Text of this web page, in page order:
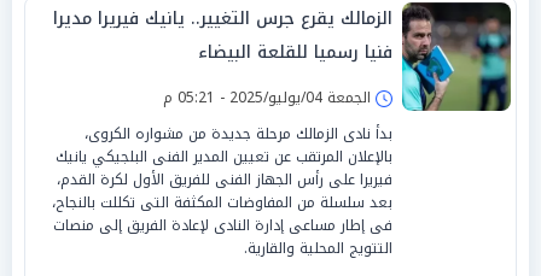
الزمالك يقرع جرس التغيير.. يانيك فيريرا مديرا
فنيا رسميا للقلعة البيضاء
الجمعة 04/يوليو/2025 - 05:21 م
بدأ نادى الزمالك مرحلة جديدة من مشواره الكروى،
بالإعلان المرتقب عن تعيين المدير الفنى البلجيكي يانيك
فيريرا على رأس الجهاز الفنى للفريق الأول لكرة القدم،
بعد سلسلة من المفاوضات المكثفة التى تكللت بالنجاح،
فى إطار مساعى إدارة النادى لإعادة الفريق إلى منصات
التتويج المحلية والقارية.